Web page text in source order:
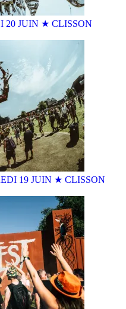
20 JUIN ★ CLISSON
19 JUIN ★ CLISSON